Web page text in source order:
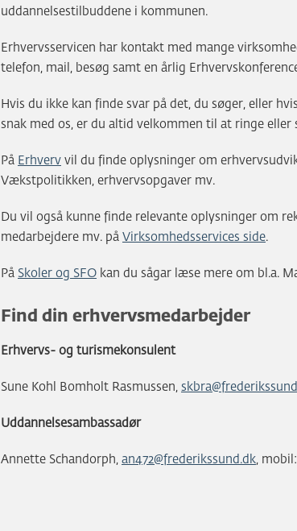
uddannelsestilbuddene i kommunen.
Erhvervsservicen har kontakt med mange
telefon, mail, besøg samt en årlig
Hvis du ikke kan finde svar på det, du søger, eller
snak med os, er du altid velkommen til at ringe eller
På Erhverv vil du finde oplysninger om
Vækstpolitikken, erhvervsopgaver mv.
Du vil også kunne finde relevante oplysninger om
medarbejdere mv. på Virksomhedsservices side.
På Skoler og SFO kan du sågar læse mere om bl.a.
Find din erhvervsmedarbejder
Erhvervs- og turismekonsulent
Sune Kohl Bomholt Rasmussen,
Uddannelsesambassadør
Annette Schandorph, an472@frederikssund.dk ,